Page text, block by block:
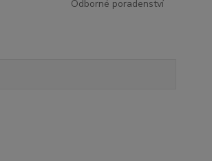
Odborné poradenství